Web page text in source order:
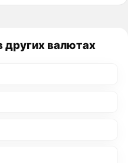
других валютах